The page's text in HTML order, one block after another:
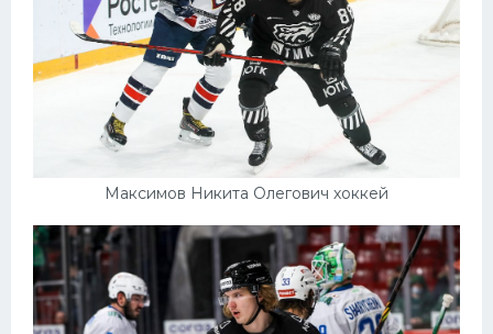
Максимов Никита Олегович хоккей